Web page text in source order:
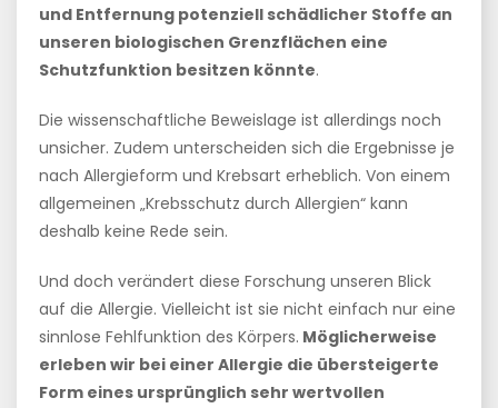
und Entfernung potenziell schädlicher Stoffe an
unseren biologischen Grenzflächen eine
Schutzfunktion besitzen könnte.
Die wissenschaftliche Beweislage ist allerdings noch
unsicher. Zudem unterscheiden sich die Ergebnisse je
nach Allergieform und Krebsart erheblich. Von einem
allgemeinen „Krebsschutz durch Allergien“ kann
deshalb keine Rede sein.
Und doch verändert diese Forschung unseren Blick
auf die Allergie. Vielleicht ist sie nicht einfach nur eine
sinnlose Fehlfunktion des Körpers. Möglicherweise
erleben wir bei einer Allergie die übersteigerte
Form eines ursprünglich sehr wertvollen